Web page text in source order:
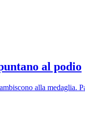
al podio
alla medaglia.